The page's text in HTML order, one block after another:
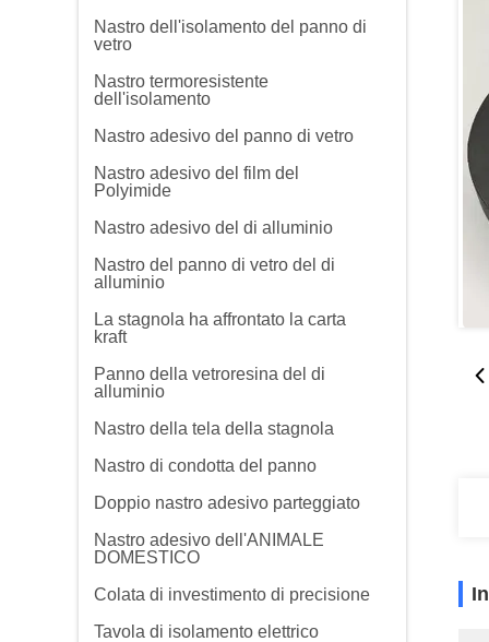
Nastro dell'isolamento del panno di
vetro
Nastro termoresistente
dell'isolamento
Nastro adesivo del panno di vetro
Nastro adesivo del film del
Polyimide
Nastro adesivo del di alluminio
Nastro del panno di vetro del di
alluminio
La stagnola ha affrontato la carta
kraft
Panno della vetroresina del di
alluminio
Nastro della tela della stagnola
Nastro di condotta del panno
Doppio nastro adesivo parteggiato
Nastro adesivo dell'ANIMALE
DOMESTICO
Colata di investimento di precisione
Tavola di isolamento elettrico